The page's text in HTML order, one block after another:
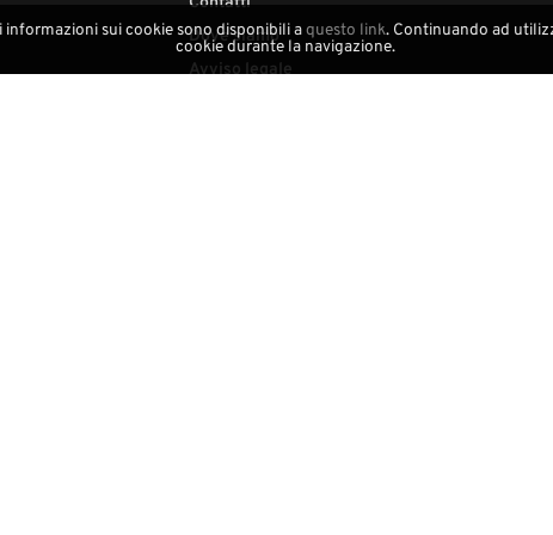
Dove siamo
Avviso legale
sui cookie sono disponibili aquesto link. Continuando ad
cookie durante la navigazione.